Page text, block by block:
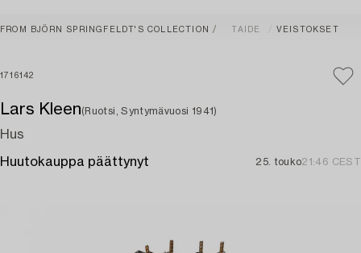
FROM BJÖRN SPRINGFELDT'S COLLECTION TAIDE VEISTOKSET
1716142
Lars Kleen(Ruotsi, Syntymävuosi 1941)
Hus
Huutokauppa päättynyt 25. touko21:46 CEST